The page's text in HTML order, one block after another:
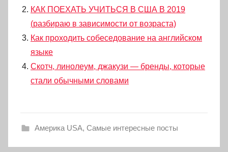
КАК ПОЕХАТЬ УЧИТЬСЯ В США В 2019
(разбираю в зависимости от возраста)
Как проходить собеседование на английском
языке
Скотч, линолеум, джакузи — бренды, которые
стали обычными словами
Америка USA, Самые интересные посты